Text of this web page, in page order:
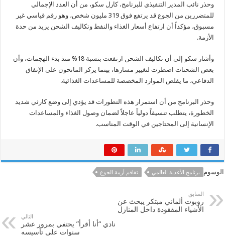
وحذر نائب المدير التنفيذي للبرنامج، كارل سكو، من أن العدد الإجمالي
للمتضررين من الجوع قد يرتفع فوق 319 مليون شخص، وهو رقم قياسي غير
مسبوق، مؤكداً أن ارتفاع أسعار الغذاء والنفط وتكاليف الشحن يزيد من حدة
الأزمة.
وأشار سكو إلى أن تكاليف الشحن ارتفعت بنسبة 18% منذ بدء الهجمات، وأن
بعض الشحنات اضطرت لتغيير مسارها، بينما يركز المانحون على الإنفاق
الدفاعي، ما يقلص الموارد المخصصة للمساعدات الغذائية.
وحذر البرنامج من أن استمرار هذه التطورات قد يؤدي إلى وضع كارثي شديد
الخطورة، يتطلب تنسيقاً دولياً عاجلاً لضمان وصول الغذاء والمساعدات
الإنسانية إلى المحتاجين في الوقت المناسب.
الوسوم برنامج الأغذية العالمي تفاقم أزمة الجوع
السابق
روبوت ألماني مبتكر يبحث عن
الأشياء المفقودة داخل المنازل
التالي
نادي “أنا أقرأ” يحتفي بمرور عشر
سنوات على تأسيسه